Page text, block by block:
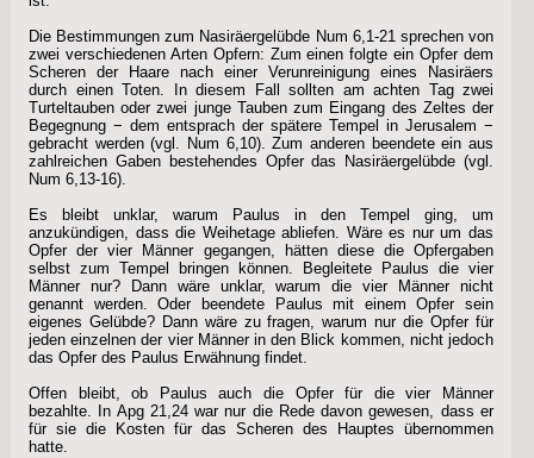
Die Bestimmungen zum Nasiräergelübde Num 6,1-21 sprechen von
zwei verschiedenen Arten Opfern: Zum einen folgte ein Opfer dem
Scheren der Haare nach einer Verunreinigung eines Nasiräers
durch einen Toten. In diesem Fall sollten am achten Tag zwei
Turteltauben oder zwei junge Tauben zum Eingang des Zeltes der
Begegnung − dem entsprach der spätere Tempel in Jerusalem −
gebracht werden (vgl. Num 6,10). Zum anderen beendete ein aus
zahlreichen Gaben bestehendes Opfer das Nasiräergelübde (vgl.
Num 6,13-16).
Es bleibt unklar, warum Paulus in den Tempel ging, um
anzukündigen, dass die Weihetage abliefen. Wäre es nur um das
Opfer der vier Männer gegangen, hätten diese die Opfergaben
selbst zum Tempel bringen können. Begleitete Paulus die vier
Männer nur? Dann wäre unklar, warum die vier Männer nicht
genannt werden. Oder beendete Paulus mit einem Opfer sein
eigenes Gelübde? Dann wäre zu fragen, warum nur die Opfer für
jeden einzelnen der vier Männer in den Blick kommen, nicht jedoch
das Opfer des Paulus Erwähnung findet.
Offen bleibt, ob Paulus auch die Opfer für die vier Männer
bezahlte. In Apg 21,24 war nur die Rede davon gewesen, dass er
für sie die Kosten für das Scheren des Hauptes übernommen
hatte.